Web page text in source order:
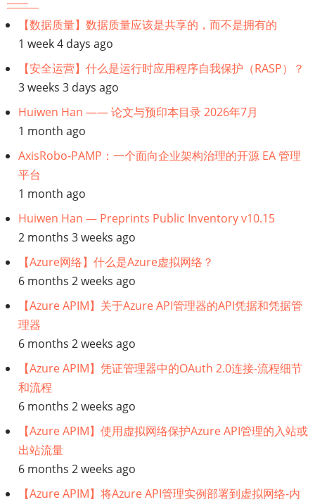
的
业
务
流
工
程
【数据质量】数据质量应该是共享的，而不是拥有的
1 week 4 days ago
【安全运营】什么是运行时应用程序自我保护（RASP）？
3 weeks 3 days ago
Huiwen Han —— 论文与预印本目录 2026年7月
1 month ago
AxisRobo-PAMP：一个面向企业架构治理的开源 EA 管理
平台
1 month ago
Huiwen Han — Preprints Public Inventory v10.15
2 months 3 weeks ago
【Azure网络】什么是Azure虚拟网络？
6 months 2 weeks ago
【Azure APIM】关于Azure API管理器的API凭据和凭据管
理器
6 months 2 weeks ago
【Azure APIM】凭证管理器中的OAuth 2.0连接-流程细节
和流程
6 months 2 weeks ago
【Azure APIM】使用虚拟网络保护Azure API管理的入站或
出站流量
6 months 2 weeks ago
【Azure APIM】将Azure API管理实例部署到虚拟网络-内